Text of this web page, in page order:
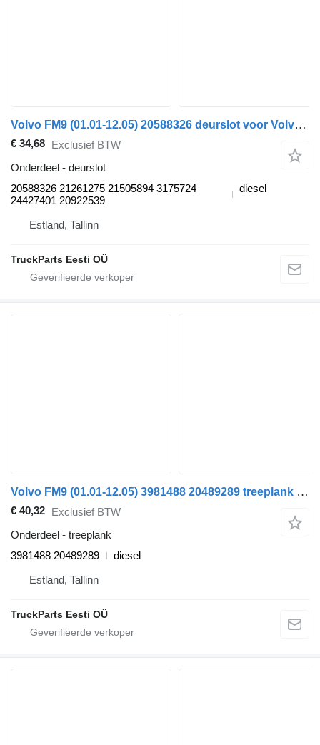
Volvo FM9 (01.01-12.05) 20588326 deurslot voor Volvo FM7-FM12, FM, FMX (1998-2014) trekker
€ 34,68 Exclusief BTW
Onderdeel - deurslot
20588326 21261275 21505894 3175724
24427401 20922539
diesel
Estland, Tallinn
TruckParts Eesti OÜ
Volvo FM9 (01.01-12.05) 3981488 20489289 treeplank voor Volvo FM7-FM12, FM, FMX (1998-2014) trekker
€ 40,32 Exclusief BTW
Onderdeel - treeplank
3981488 20489289
diesel
Estland, Tallinn
TruckParts Eesti OÜ